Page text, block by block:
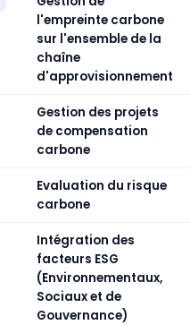
l'empreinte carbone
sur l'ensemble de la
chaîne
d'approvisionnement
Gestion des projets
de compensation
carbone
Evaluation du risque
carbone
Intégration des
facteurs ESG
(Environnementaux,
Sociaux et de
Gouvernance)